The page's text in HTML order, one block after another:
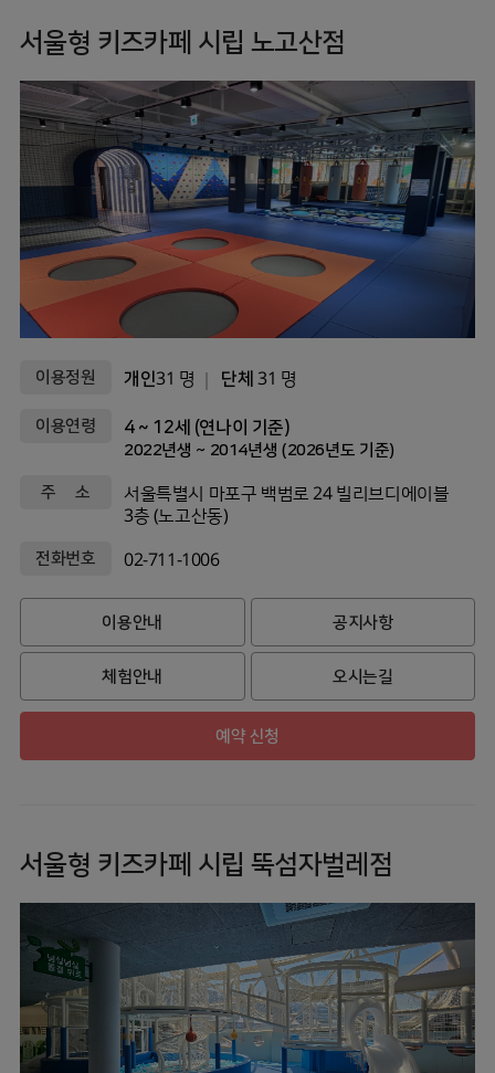
서울형 키즈카페 시립 노고산점
이용정원 개인31 명 단체 31 명
이용연령 4 ~ 12세 (연나이 기준)
2022년생 ~ 2014년생 (2026년도 기준)
주 소
서울특별시 마포구 백범로 24 빌리브디에이블
3층 (노고산동)
전화번호 02-711-1006
이용안내 공지사항
체험안내 오시는길
예약 신청
서울형 키즈카페 시립 뚝섬자벌레점